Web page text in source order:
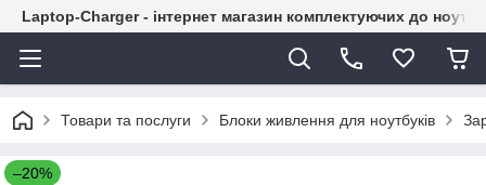
Laptop-Charger - інтернет магазин комплектуючих до
Товари та послуги Блоки живлення для ноутбуків
–20%